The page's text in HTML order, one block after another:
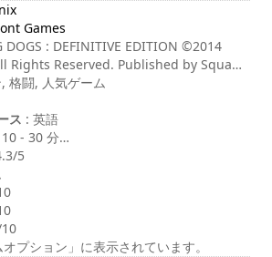
Games
DOGS : DEFINITIVE EDITION ©2014
Rights Reserved. Published by Square
by United Front Games Ltd.
SQUARE ENIX logo are registered
of Square Enix Holdings Co.,
SLEEPING DOGS : DEFINITIVE
DOGS logo are registered
of Square Enix Ltd.
格闘, 人気ゲーム
ス : 英語
- 30 分
5
プション」に表示されています。